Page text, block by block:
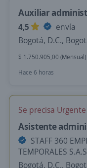
Auxiliar
4,5
envía
Bogotá, D.C.,
$ 1.750.905,00 (Mensual)
Hace 6 horas
Se precisa Urgente
Asistente
STAFF 360
TEMPORALES S.A.S
Bogotá, D.C.,